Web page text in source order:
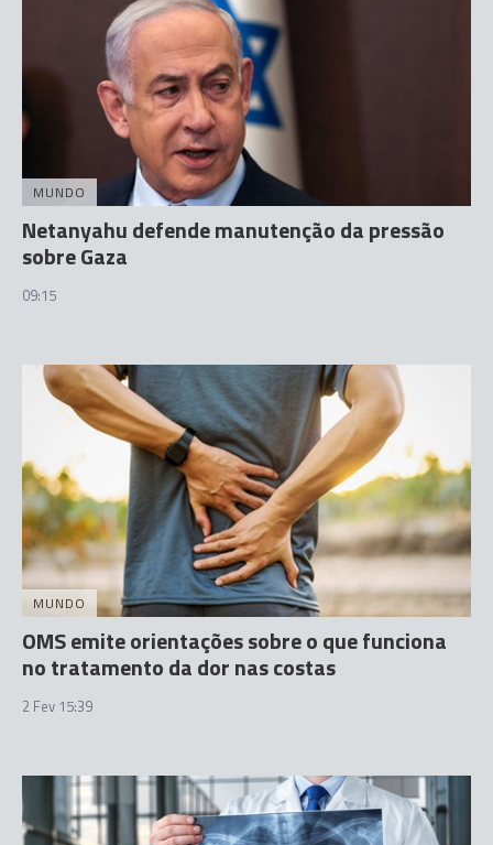
MUNDO
Netanyahu defende manutenção da pressão
sobre Gaza
09:15
MUNDO
OMS emite orientações sobre o que funciona
no tratamento da dor nas costas
2 Fev 15:39